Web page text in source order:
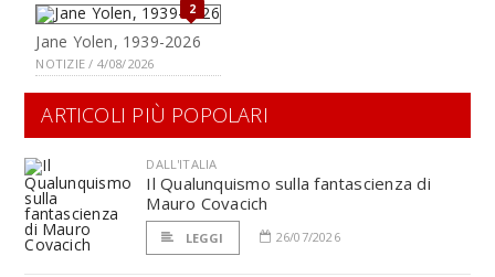
2
Jane Yolen, 1939-2026
NOTIZIE / 4/08/2026
ARTICOLI PIÙ POPOLARI
DALL'ITALIA
Il Qualunquismo sulla fantascienza di
Mauro Covacich
LEGGI 26/07/2026